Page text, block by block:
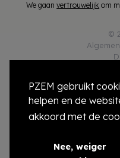
PZEM gebruikt
helpen en de
akkoord met de
Nee, weiger
We gaanvertrouwelijk om
©